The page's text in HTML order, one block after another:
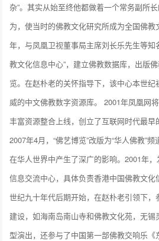
杂”。其实从始至终他都做着一个常务副所
为，使当时的佛教文化研究所成为全国佛
年，与凤凰卫视董事局主席刘长乐先生等知
教文化信息中心”，建立佛教数据库，出版
览。在赵朴老的关怀指导下，该中心本世
威的中文佛教数字资源库。 2001年凤凰网
丰富资源整合上线，创立了互联网时代最早
2007年4月，“佛艺博览”改版为“华人佛教”
在华人世界中产生了深广的影响。2001年
信息交流中心，具体负责香港中国佛教文
世纪九十年代后期开始，在赵朴老引领下
建设，如海南岛南山寺和佛教文化苑，无
型演出，还参与了中国第一部佛教交响乐